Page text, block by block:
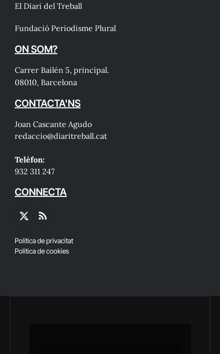
El Diari del Treball
Fundació Periodisme Plural
ON SOM?
Carrer Bailén 5, principal.
08010, Barcelona
CONTACTA'NS
Joan Cascante Agudo
redaccio@diaritreball.cat
Telèfon:
932 311 247
CONNECTA
X
RSS
Política de privacitat
Política de cookies